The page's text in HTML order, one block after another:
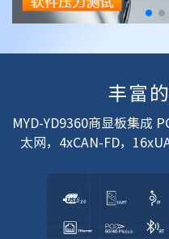
丰富
MYD-YD9360商显板集成
太网，4xCAN-FD，